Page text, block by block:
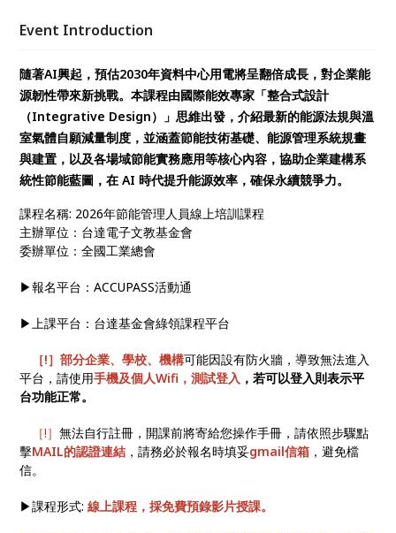
圖，在 AI 時代提升能源效率，確保永續競爭力。
Event Introduction
隨著AI興起，預估2030年資料中心用電將呈翻倍成長，對企業能
源韌性帶來新挑戰。本課程由國際能效專家「整合式設計
（Integrative Design）」思維出發，介紹最新的能源法規與溫
室氣體自願減量制度，並涵蓋節能技術基礎、能源管理系統規畫
與建置，以及各場域節能實務應用等核心內容，協助企業建構系
統性節能藍圖，在 AI 時代提升能源效率，確保永續競爭力。
課程名稱: 2026年節能管理人員線上培訓課程
主辦單位：台達電子文教基金會
委辦單位：全國工業總會
▶報名平台：ACCUPASS活動通
▶上課平台：台達基金會綠領課程平台
［!］部分企業、學校、機構可能因設有防火牆，導致無法進入
平台，請使用手機及個人Wifi，測試登入 ，若可以登入則表示平
台功能正常。
［!］無法自行註冊，開課前將寄給您操作手冊，請依照步驟點
擊MAIL的認證連結 ，請務必於報名時填妥gmail信箱 ，避免檔
信。
▶課程形式:線上課程，採免費預錄影片授課。